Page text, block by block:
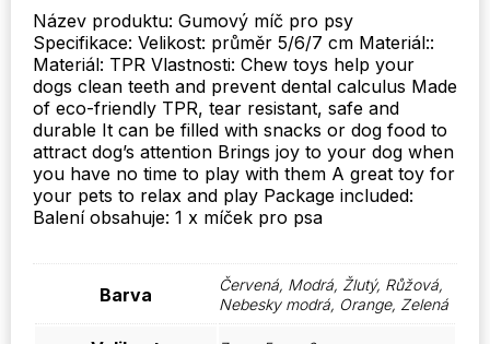
množství
Název produktu: Gumový míč pro psy
Specifikace: Velikost: průměr 5/6/7 cm Materiál::
Materiál: TPR Vlastnosti: Chew toys help your
dogs clean teeth and prevent dental calculus Made
of eco-friendly TPR, tear resistant, safe and
durable It can be filled with snacks or dog food to
attract dog’s attention Brings joy to your dog when
you have no time to play with them A great toy for
your pets to relax and play Package included:
Balení obsahuje: 1 x míček pro psa
Barva
Červená, Modrá, Žlutý, Růžová,
Nebesky modrá, Orange, Zelená